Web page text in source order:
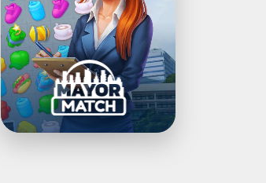
Match):
ま
ち
作
り